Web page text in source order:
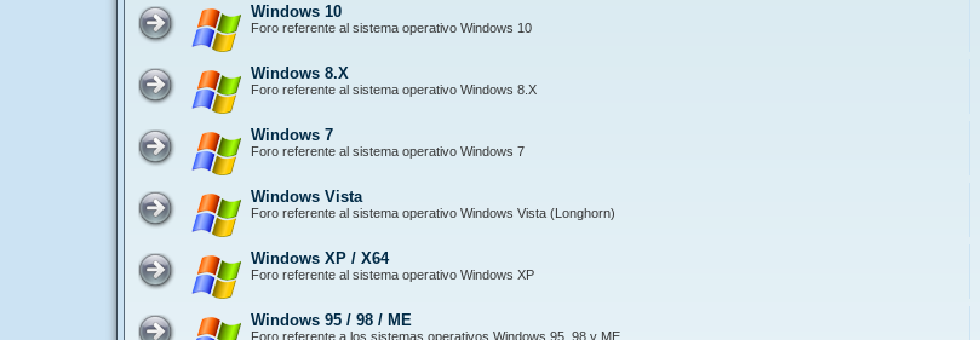
Windows 10
Foro referente al sistema operativo Windows 10
Windows 8.X
Foro referente al sistema operativo Windows 8.X
Windows 7
Foro referente al sistema operativo Windows 7
Windows Vista
Foro referente al sistema operativo Windows Vista (Longhorn)
Windows XP / X64
Foro referente al sistema operativo Windows XP
Windows 95 / 98 / ME
Foro referente a los sistemas operativos Windows 95, 98 y ME